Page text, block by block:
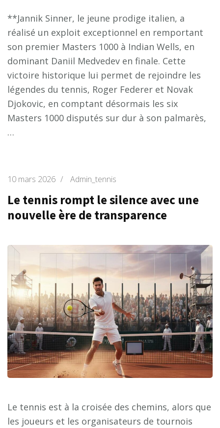
**Jannik Sinner, le jeune prodige italien, a
réalisé un exploit exceptionnel en remportant
son premier Masters 1000 à Indian Wells, en
dominant Daniil Medvedev en finale. Cette
victoire historique lui permet de rejoindre les
légendes du tennis, Roger Federer et Novak
Djokovic, en comptant désormais les six
Masters 1000 disputés sur dur à son palmarès,
…
10 mars 2026 / Admin_tennis
Le tennis rompt le silence avec une
nouvelle ère de transparence
Le tennis est à la croisée des chemins, alors que
les joueurs et les organisateurs de tournois